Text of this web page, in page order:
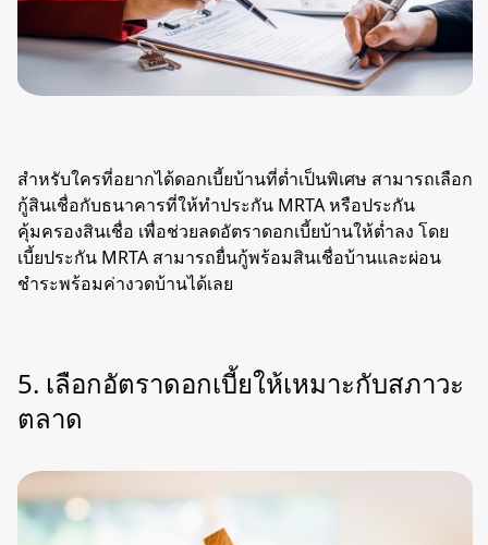
สำหรับใครที่อยากได้ดอกเบี้ยบ้านที่ต่ำเป็นพิเศษ สามารถเลือก
กู้สินเชื่อกับธนาคารที่ให้ทำประกัน MRTA หรือประกัน
คุ้มครองสินเชื่อ เพื่อช่วยลดอัตราดอกเบี้ยบ้านให้ต่ำลง โดย
เบี้ยประกัน MRTA สามารถยื่นกู้พร้อมสินเชื่อบ้านและผ่อน
ชำระพร้อมค่างวดบ้านได้เลย
5. เลือกอัตราดอกเบี้ยให้เหมาะกับสภาวะ
ตลาด